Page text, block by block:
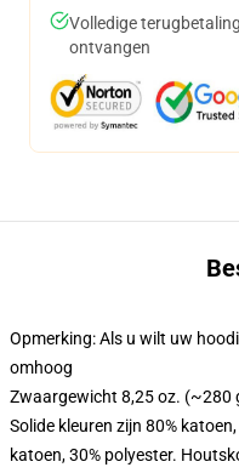
Volledige
ontvangen
Opmerking: Als u wilt uw
omhoog
Zwaargewicht 8,25 oz. (~280
Solide kleuren zijn 80%
katoen, 30% polyester.